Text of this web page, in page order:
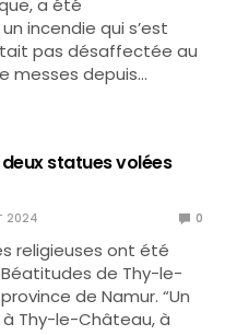
a été
incendie qui s’est
pas désaffectée au
messes depuis…
statues volées
2024 0
religieuses ont été
de Thy-le-
de Namur. “Un
Thy-le-Château, à